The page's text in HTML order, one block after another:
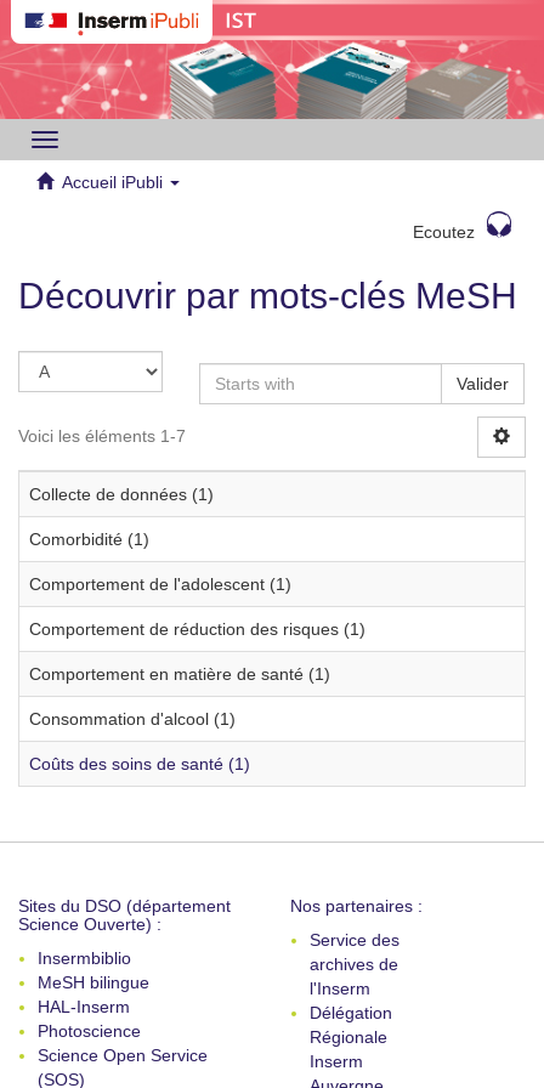
Toggle
navigation
Accueil iPubli
Ecoutez
Découvrir par mots-clés MeSH
Valider
Voici les éléments 1-7
Collecte de données (1)
Comorbidité (1)
Comportement de l'adolescent (1)
Comportement de réduction des risques (1)
Comportement en matière de santé (1)
Consommation d'alcool (1)
Coûts des soins de santé (1)
Sites du DSO (département
Science Ouverte) :
Insermbiblio
MeSH bilingue
HAL-Inserm
Photoscience
Science Open Service
(SOS)
Nos partenaires :
Service des
archives de
l'Inserm
Délégation
Régionale
Inserm